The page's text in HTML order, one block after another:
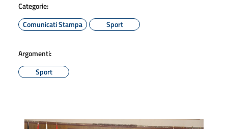
Categorie:
Comunicati Stampa
Sport
Argomenti:
Sport